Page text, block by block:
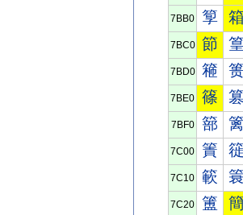
7BB0 箰 箱
7BC0 節 篁
7BD0 篐
7BE0 篠 篡
7BF0 篰 篱
7C00 簀 簁
7C10 簐 簑
7C20 簠 簡